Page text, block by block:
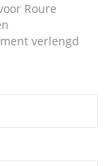
Roure
verlengd